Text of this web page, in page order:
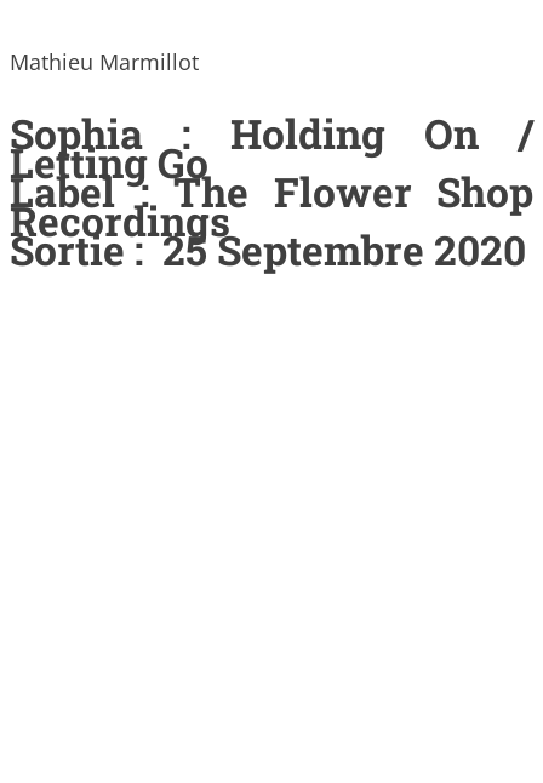
Mathieu Marmillot
Sophia : Holding On /
Letting Go
Label : The Flower Shop
Recordings
Sortie : 25 Septembre 2020